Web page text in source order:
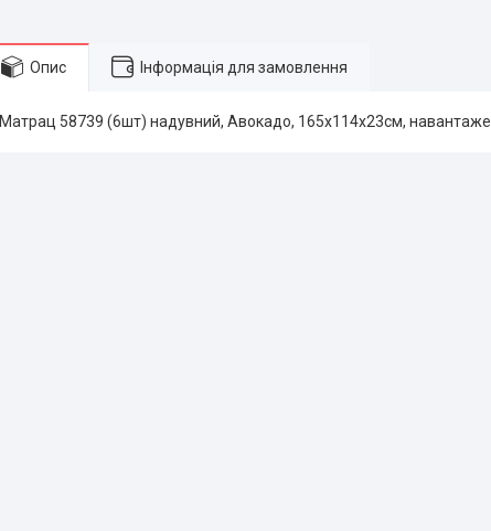
Опис Інформація для замовлення
Матрац 58739 (6шт) надувний, Авокадо, 165х114х23см,